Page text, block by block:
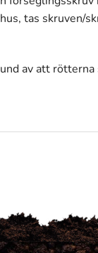
tas skruven/
av att